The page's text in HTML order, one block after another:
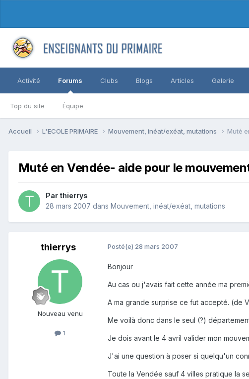
Activité Forums
Top du site Équipe
Clubs Blogs Articles Galerie
Accueil L'ECOLE PRIMAIRE Mouvement, inéat/exéat, mutations Muté
Muté en Vendée- aide pour le
Par thierrys
28 mars 2007 dans Mouvement, inéat/exéat, mutations
thierrys
Nouveau venu
1
Posté(e) 28 mars 2007
Bonjour
Au cas ou j'avais fait cette année ma
A ma grande surprise ce fut accepté. (de
Me voilà donc dans le seul (?)
Je dois avant le 4 avril valider mon
J'ai une question à poser si quelqu'un
Toute la Vendée sauf 4 villes pratique la